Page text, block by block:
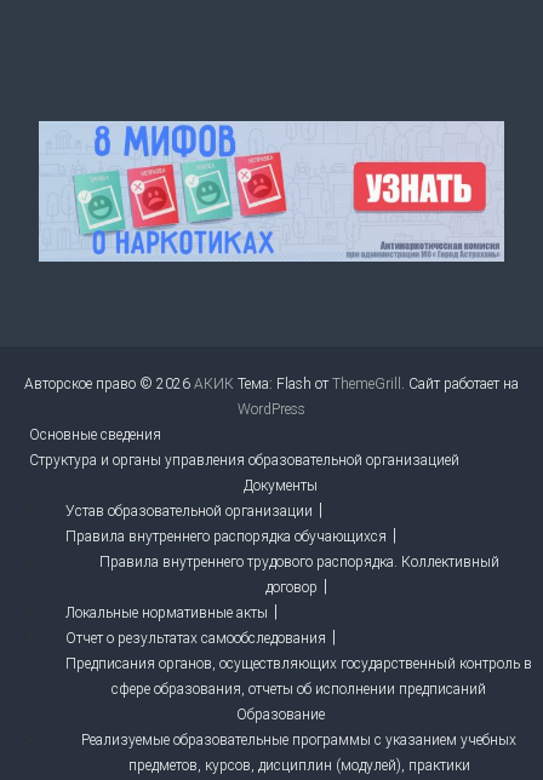
Авторское право © 2026 АКИК Тема: Flash отThemeGrill
. Сайт работает на
WordPress
Основные сведения
Структура и органы управления образовательной организацией
Документы
Устав образовательной организации
Правила внутреннего распорядка обучающихся
Правила внутреннего трудового распорядка. Коллективный
договор
Локальные нормативные акты
Отчет о результатах самообследования
Предписания органов, осуществляющих государственный контроль в
сфере образования, отчеты об исполнении предписаний
Образование
Реализуемые образовательные программы с указанием учебных
предметов, курсов, дисциплин (модулей), практики